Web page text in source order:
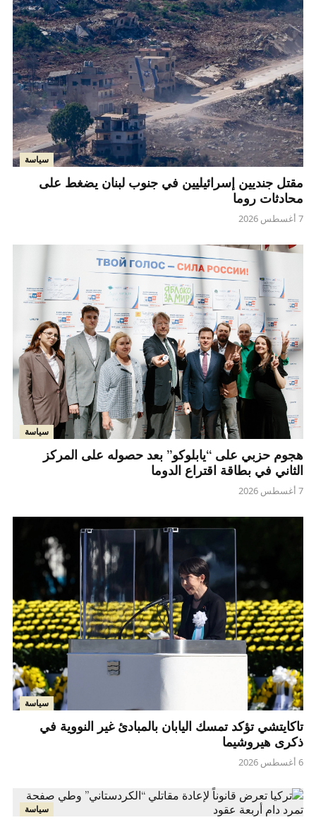
سياسة
مقتل جنديين إسرائيليين في جنوب لبنان يضغط على
محادثات روما
7 أغسطس 2026
سياسة
هجوم حزبي على “يابلوكو” بعد حصوله على المركز
الثاني في بطاقة اقتراع الدوما
7 أغسطس 2026
سياسة
تاكايتشي تؤكد تمسك اليابان بالمبادئ غير النووية في
ذكرى هيروشيما
6 أغسطس 2026
سياسة